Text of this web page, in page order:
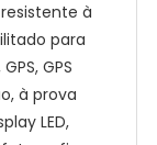
à
para
GPS
à prova
LED,